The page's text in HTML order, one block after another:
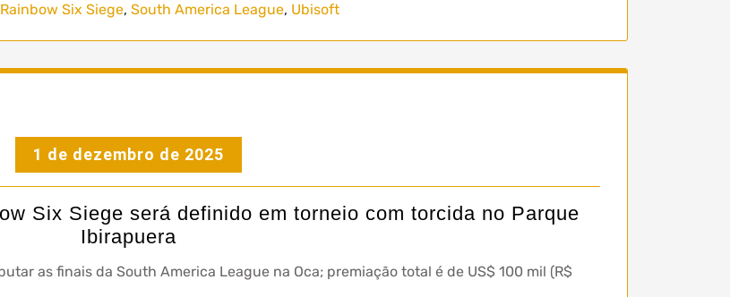
Rainbow Six Siege, South America League, Ubisoft
1 de dezembro de 2025
Six Siege será definido em torneio com torcida no Parque
Ibirapuera
as finais da South America League na Oca; premiação total é de US$ 100 mil (R$